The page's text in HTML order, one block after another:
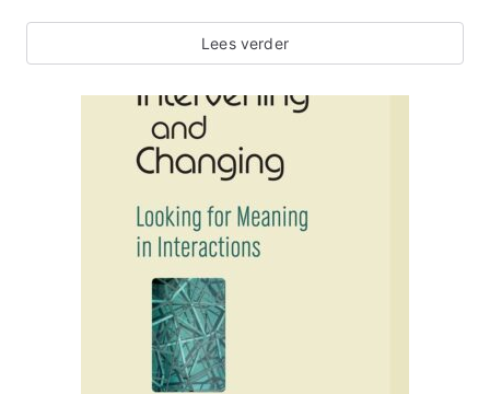
Lees verder